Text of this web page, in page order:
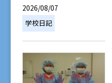
2026/08/07
学校日記